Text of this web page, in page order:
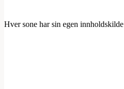
Hver sone har sin egen innholdskilde